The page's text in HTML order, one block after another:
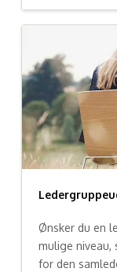
Ønsker du en
mulige niveau,
for den